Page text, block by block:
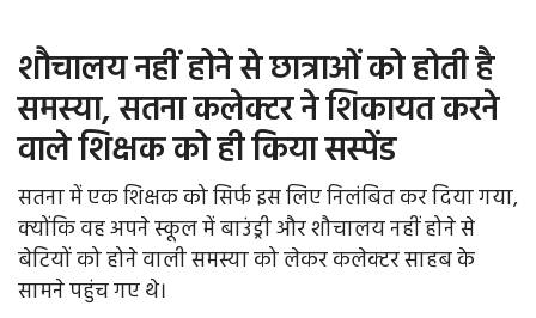
Office Office
Political Gossips
Farm & Food
Opinion
Health & Lifestyle
शौचालय नहीं होने से छात्राओं को होती है
समस्या, सतना कलेक्टर ने शिकायत करने
वाले शिक्षक को ही किया सस्पेंड
सतना में एक शिक्षक को सिर्फ इस लिए निलंबित कर दिया गया,
क्योंकि वह अपने स्कूल में बाउंड्री और शौचालय नहीं होने से
बेटियों को होने वाली समस्या को लेकर कलेक्टर साहब के
सामने पहुंच गए थे।